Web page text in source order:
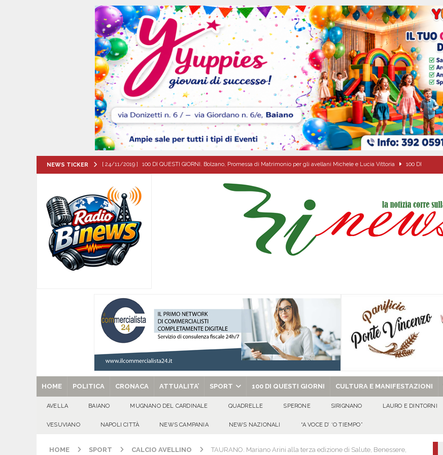
NEWS TICKER [ 24/11/2019 ] 100 DI QUESTI GIORNI. Bolzano, Promessa di Matrimonio per gli avellani Michele e Lucia Vittoria 100 DI
[ 08/08/2026 ] Forino (AV): Sale l’attesa per il concerto del 10 agosto di Anna Tatangelo in occasione dei festeggiamenti
patronali
[ 08/08/2026 ] Quadrelle in Festa: Tutto pronto per i solenni festeggiamenti in onore di San Giovanni Battista 2026!
EVIDENZA
[ 08/08/2026 ]
[ 08/08/2026 ] U.S. Avellino. Sponsor e kit gara della stagione 2026/27
[ 08/08/2026 ] Avella: lutto per la scomparsa di Antonio Napolitano AVELLA
[ 29/08/2025 ] SANT’Oggi. Venerdì 29 agosto la chiesa celebra il Martirio di san Giovanni Battista e santa Sabina EVIDENZA
HOME POLITICA CRONACA ATTUALITA’ SPORT 100 DI QUESTI GIORNI CULTURA E MANIFESTAZIONI
AVELLA BAIANO MUGNANO DEL CARDINALE QUADRELLE SPERONE SIRIGNANO LAURO E DINTORNI
VESUVIANO NAPOLI CITTÀ NEWS CAMPANIA NEWS NAZIONALI “A VOCE D’ ‘O TIEMPO”
HOME SPORT CALCIO AVELLINO TAURANO. Mariano Arini alla terza edizione di Salute, Benessere,